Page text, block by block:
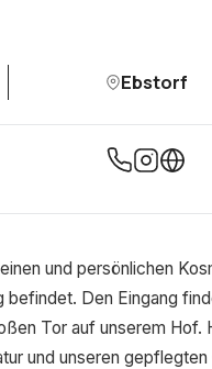
Ebstorf
und persönlichen
befindet. Den Eingang
Tor auf unserem
und unseren